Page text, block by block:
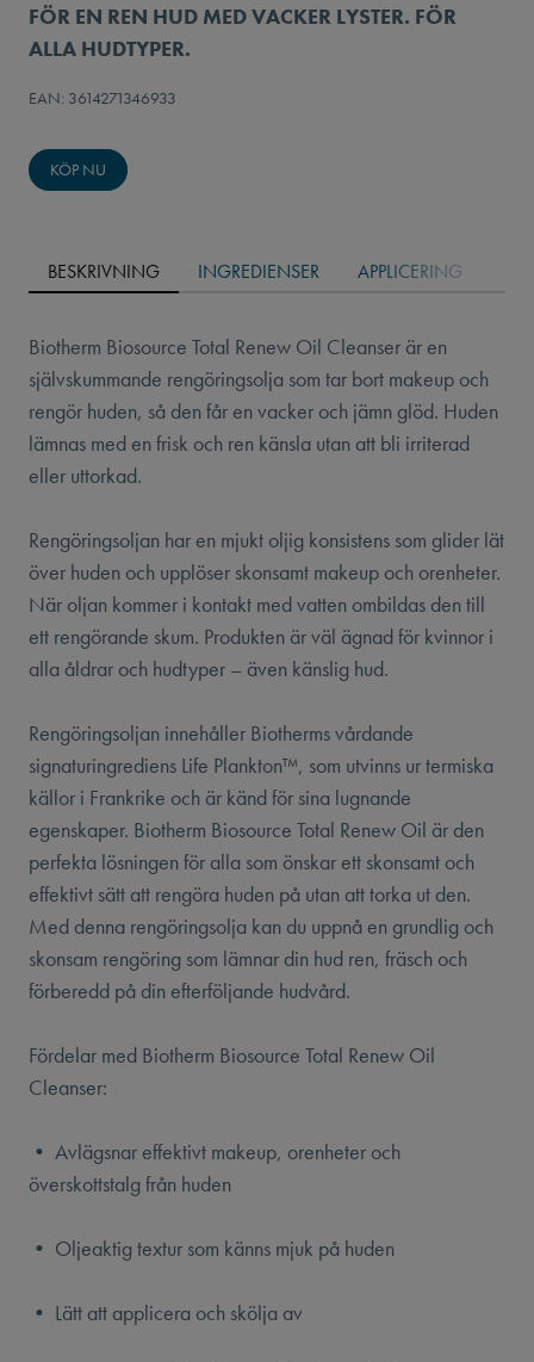
FÖR EN REN HUD MED VACKER LYSTER. FÖR
ALLA HUDTYPER.
EAN: 3614271346933
KÖP NU
BESKRIVNING INGREDIENSER APPLICERING
Biotherm Biosource Total Renew Oil Cleanser är en
självskummande rengöringsolja som tar bort makeup och
rengör huden, så den får en vacker och jämn glöd. Huden
lämnas med en frisk och ren känsla utan att bli irriterad
eller uttorkad.
Rengöringsoljan har en mjukt oljig konsistens som glider lät
över huden och upplöser skonsamt makeup och orenheter.
När oljan kommer i kontakt med vatten ombildas den till
ett rengörande skum. Produkten är väl ägnad för kvinnor i
alla åldrar och hudtyper – även känslig hud.
Rengöringsoljan innehåller Biotherms vårdande
signaturingrediens Life Plankton™, som utvinns ur termiska
källor i Frankrike och är känd för sina lugnande
egenskaper. Biotherm Biosource Total Renew Oil är den
perfekta lösningen för alla som önskar ett skonsamt och
effektivt sätt att rengöra huden på utan att torka ut den.
Med denna rengöringsolja kan du uppnå en grundlig och
skonsam rengöring som lämnar din hud ren, fräsch och
förberedd på din efterföljande hudvård.
Fördelar med Biotherm Biosource Total Renew Oil
Cleanser:
• Avlägsnar effektivt makeup, orenheter och
överskottstalg från huden
• Oljeaktig textur som känns mjuk på huden
• Lätt att applicera och skölja av